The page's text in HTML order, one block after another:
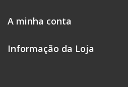
A minha conta
Informação da Loja